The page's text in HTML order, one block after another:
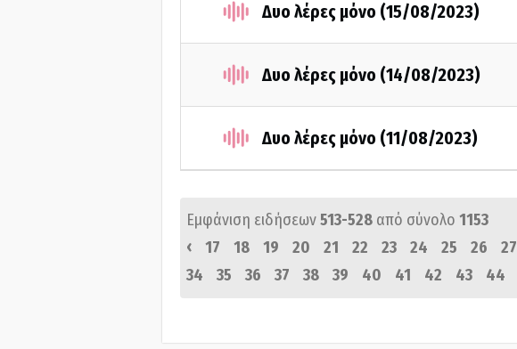
Δυο λέρες μόνο (15/08/2023)
Δυο λέρες μόνο (14/08/2023)
Δυο λέρες μόνο (11/08/2023)
Εμφάνιση ειδήσεων513-528 από σύνολο 1153
‹
17 18 19 20 21 22 23 24 25 26 27
34
35 36 37 38 39 40 41 42 43 44